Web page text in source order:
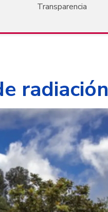
Transparencia